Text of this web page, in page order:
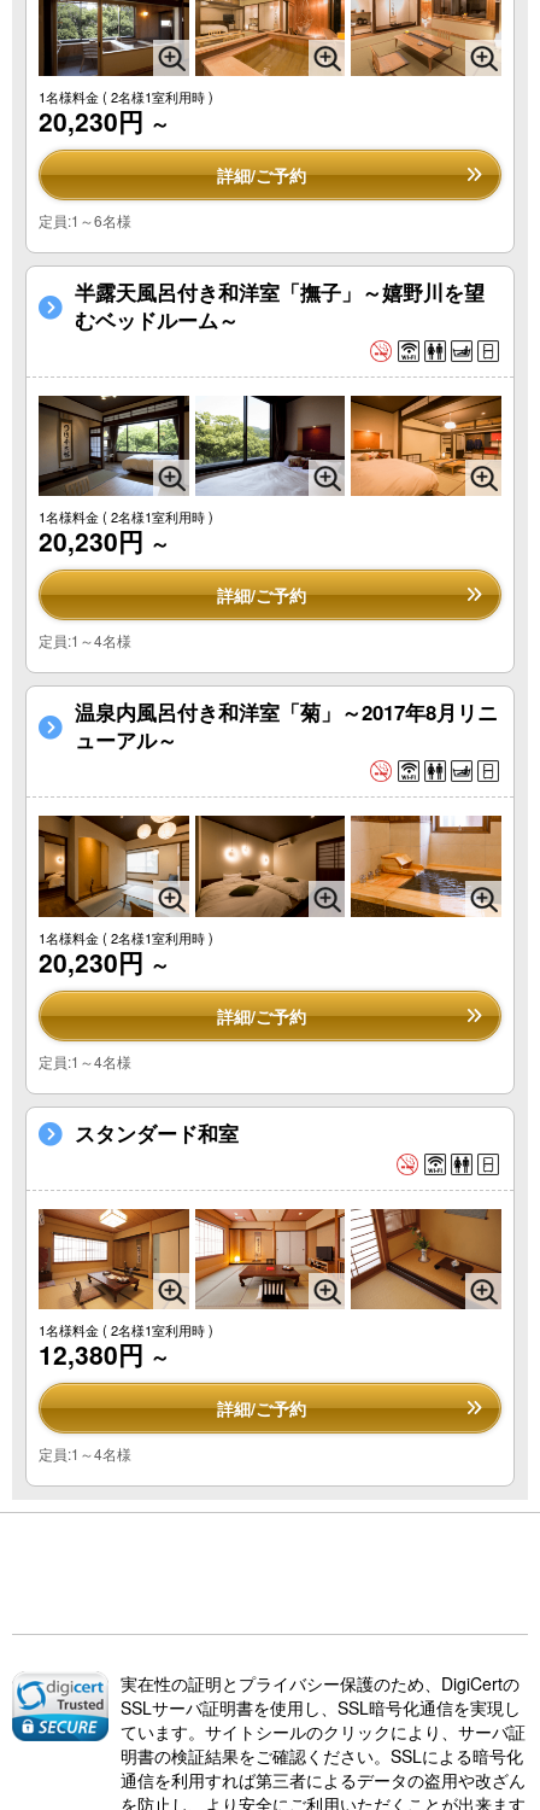
1名様料金( 2名様1室利用時 )
20,230円 ～
詳細/ご予約
定員:1～6名様
半露天風呂付き和洋室「撫子」～嬉野川を望
むベッドルーム～
1名様料金( 2名様1室利用時 )
20,230円 ～
詳細/ご予約
定員:1～4名様
温泉内風呂付き和洋室「菊」～2017年8月リニ
ューアル～
1名様料金( 2名様1室利用時 )
20,230円 ～
詳細/ご予約
定員:1～4名様
スタンダード和室
1名様料金( 2名様1室利用時 )
12,380円 ～
詳細/ご予約
定員:1～4名様
実在性の証明とプライバシー保護のため、DigiCertの
SSLサーバ証明書を使用し、SSL暗号化通信を実現し
ています。サイトシールのクリックにより、サーバ証
明書の検証結果をご確認ください。SSLによる暗号化
通信を利用すれば第三者によるデータの盗用や改ざん
を防止し、より安全にご利用いただくことが出来ます